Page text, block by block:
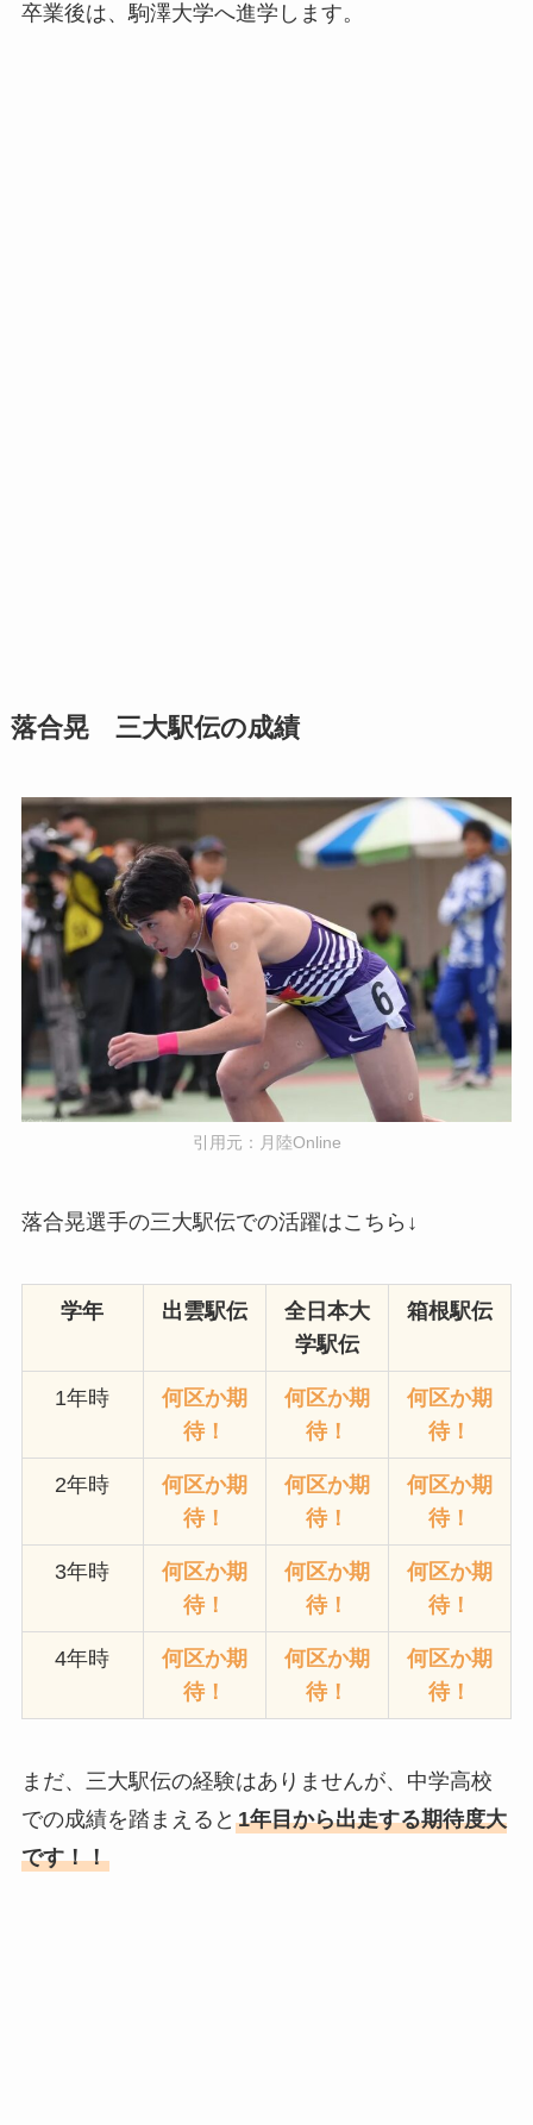
卒業後は、駒澤大学へ進学します。
落合晃 三大駅伝の成績
引用元：月陸Online
落合晃選手の三大駅伝での活躍はこちら↓
学年 出雲駅伝
全日本大
学駅伝
箱根駅伝
1年時
何区か期
待！
何区か期
待！
何区か期
待！
2年時
何区か期
待！
何区か期
待！
何区か期
待！
3年時
何区か期
待！
何区か期
待！
何区か期
待！
4年時
何区か期
待！
何区か期
待！
何区か期
待！
まだ、三大駅伝の経験はありませんが、中学高校
での成績を踏まえると 1年目から出走する期待度大
です！！